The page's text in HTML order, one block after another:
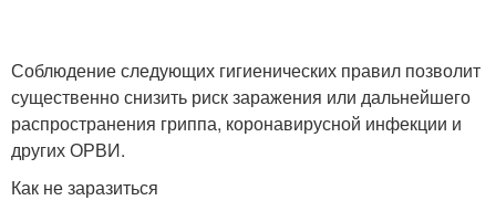
Соблюдение следующих гигиенических правил позволит
существенно снизить риск заражения или дальнейшего
распространения гриппа, коронавирусной инфекции и
других ОРВИ.
Как не заразиться